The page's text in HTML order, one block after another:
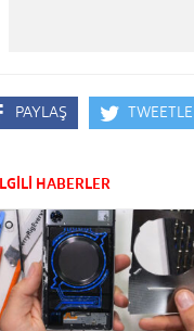
PAYLAŞ TWEETLE
İLGİLİ HABERLER